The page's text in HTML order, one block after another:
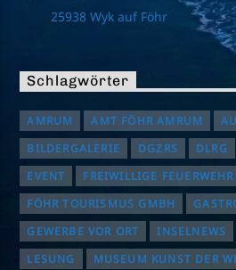
25938 Wyk auf Föhr
Schlagwörter
AMRUM AMT FÖHR AMRUM
BILDERGALERIE
DGZRS DLRG
EVENT
FREIWILLIGE FEUERWEHR
FÖHR TOURISMUS GMBH
GEWERBE VOR ORT
INSELNEWS
LESUNG
MUSEUM KUNST DER